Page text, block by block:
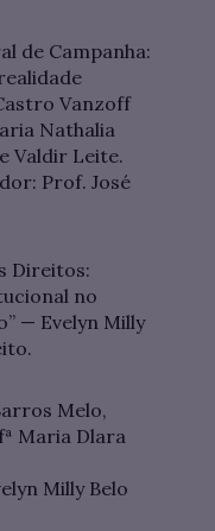
de Campanha:
Vanzoff
Nathalia
Valdir Leite.
Prof. José
Direitos:
no
— Evelyn Milly
Melo,
Maria Dlara
Milly Belo